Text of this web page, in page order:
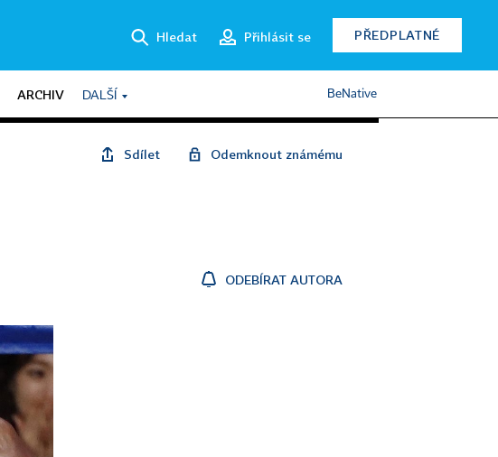
Hledat Přihlásit se PŘEDPLATNÉ
ARCHIV DALŠÍ BeNative
Sdílet Odemknout známému
ODEBÍRAT AUTORA